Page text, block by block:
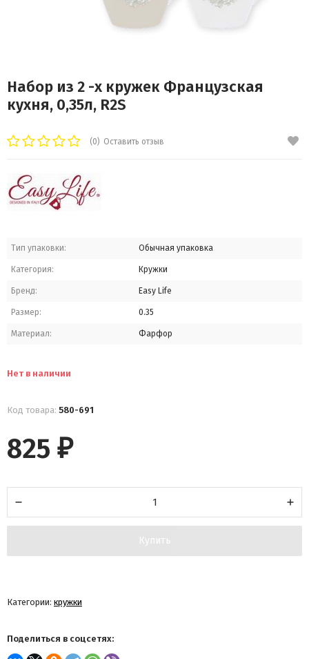
Набор из 2 -х кружек Французская
кухня, 0,35л, R2S
(0) Оставить отзыв
Тип упаковки: Обычная упаковка
Категория: Кружки
Бренд: Easy Life
Размер: 0.35
Материал: Фарфор
Нет в наличии
Код товара: 580-691
825 ₽
Купить
Категории: кружки
Поделиться в соцсетях: